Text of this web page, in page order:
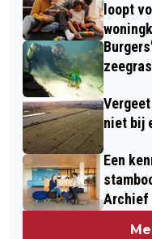
loopt
niet bij
Een
Archief